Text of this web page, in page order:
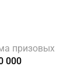
призовых
000